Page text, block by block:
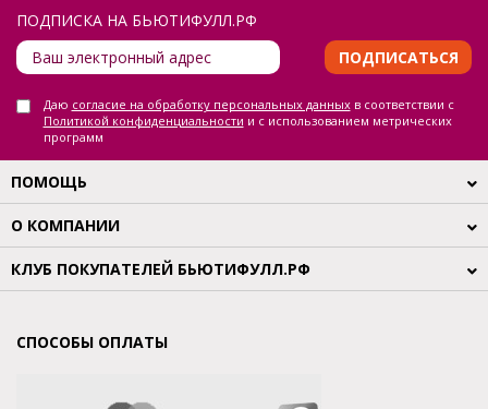
ПОДПИСКА НА БЬЮТИФУЛЛ.РФ
ПОДПИСАТЬСЯ
Даю согласие на обработку персональных данныхв соответствии с
Политикой конфиденциальности и с использованием метрических
программ
ПОМОЩЬ
О КОМПАНИИ
КЛУБ ПОКУПАТЕЛЕЙ БЬЮТИФУЛЛ.РФ
СПОСОБЫ ОПЛАТЫ